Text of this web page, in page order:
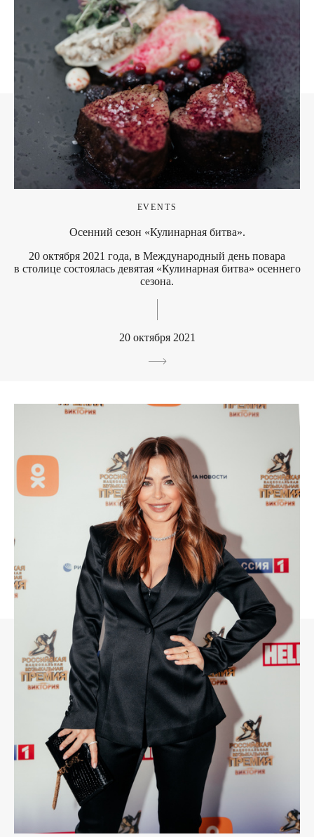
EVENTS
Осенний сезон «Кулинарная битва».
20 октября 2021 года, в Международный день повара
в столице состоялась девятая «Кулинарная битва» осеннего
сезона.
20 октября 2021